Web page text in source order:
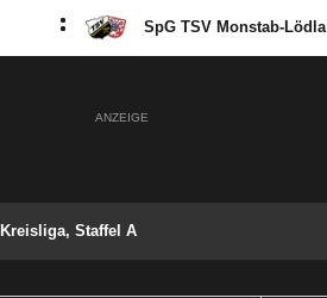
: SpG TSV Monstab-Lödla
ANZEIGE
Kreisliga, Staffel A